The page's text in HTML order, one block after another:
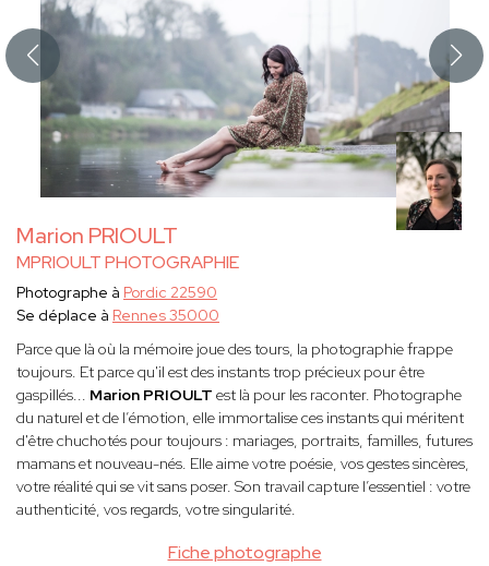
Marion PRIOULT
MPRIOULT PHOTOGRAPHIE
Fiche photographe
Photographe à Pordic 22590
Se déplace à Rennes 35000
Parce que là où la mémoire joue des tours, la photographie frappe
toujours. Et parce qu'il est des instants trop précieux pour être
gaspillés... Marion PRIOULT est là pour les raconter. Photographe
du naturel et de l’émotion, elle immortalise ces instants qui méritent
d'être chuchotés pour toujours : mariages, portraits, familles, futures
mamans et nouveau-nés. Elle aime votre poésie, vos gestes sincères,
votre réalité qui se vit sans poser. Son travail capture l’essentiel : votre
authenticité, vos regards, votre singularité.